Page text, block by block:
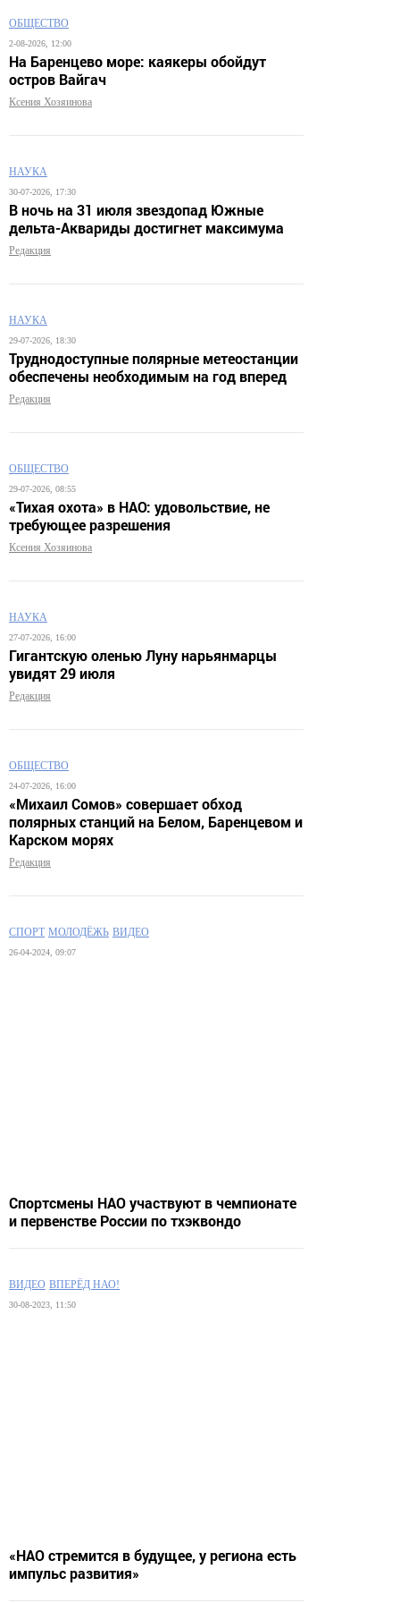
ОБЩЕСТВО
2-08-2026, 12:00
На Баренцево море: каякеры обойдут
остров Вайгач
Ксения Хозяинова
НАУКА
30-07-2026, 17:30
В ночь на 31 июля звездопад Южные
дельта-Аквариды достигнет максимума
Редакция
НАУКА
29-07-2026, 18:30
Труднодоступные полярные метеостанции
обеспечены необходимым на год вперед
Редакция
ОБЩЕСТВО
29-07-2026, 08:55
«Тихая охота» в НАО: удовольствие, не
требующее разрешения
Ксения Хозяинова
НАУКА
27-07-2026, 16:00
Гигантскую оленью Луну нарьянмарцы
увидят 29 июля
Редакция
ОБЩЕСТВО
24-07-2026, 16:00
«Михаил Сомов» совершает обход
полярных станций на Белом, Баренцевом и
Карском морях
Редакция
СПОРТ МОЛОДЁЖЬ ВИДЕО
26-04-2024, 09:07
Спортсмены НАО участвуют в чемпионате
и первенстве России по тхэквондо
ВИДЕО ВПЕРЁД НАО!
30-08-2023, 11:50
«НАО стремится в будущее, у региона есть
импульс развития»